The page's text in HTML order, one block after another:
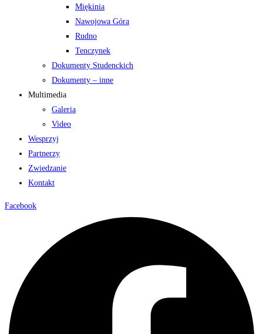
Miękinia
Nawojowa Góra
Rudno
Tenczynek
Dokumenty Studenckich
Dokumenty – inne
Multimedia
Galeria
Video
Wesprzyj
Partnerzy
Zwiedzanie
Kontakt
Facebook